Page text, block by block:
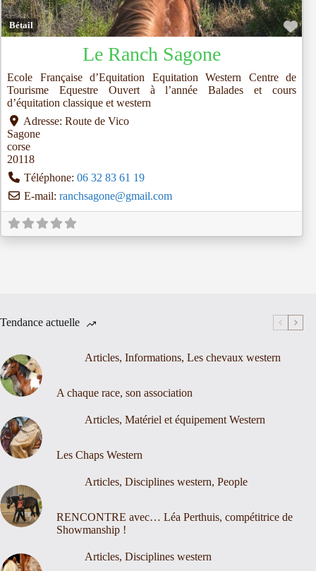
Bétail
Le Ranch Sagone
Ecole Française d’Equitation Equitation Western Centre de
Tourisme Equestre Ouvert à l’année Balades et cours
d’équitation classique et western
Adresse: Route de Vico
Sagone
corse
20118
Téléphone: 06 32 83 61 19
E-mail: ranchsagone@gmail.com
Tendance actuelle
Articles, Informations, Les chevaux western
A chaque race, son association
Articles, Matériel et équipement Western
Les Chaps Western
Articles, Disciplines western, People
RENCONTRE avec… Léa Perthuis, compétitrice de
Showmanship !
Articles, Disciplines western